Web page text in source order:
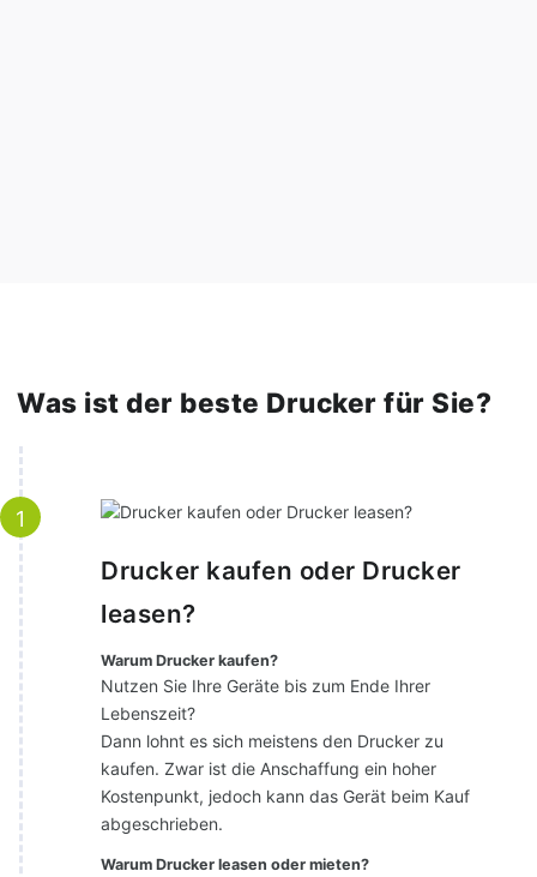
Was ist der beste Drucker für Sie?
1
Drucker kaufen oder Drucker
leasen?
Warum Drucker kaufen?
Nutzen Sie Ihre Geräte bis zum Ende Ihrer
Lebenszeit?
Dann lohnt es sich meistens den Drucker zu
kaufen. Zwar ist die Anschaffung ein hoher
Kostenpunkt, jedoch kann das Gerät beim Kauf
abgeschrieben.
Warum Drucker leasen oder mieten?